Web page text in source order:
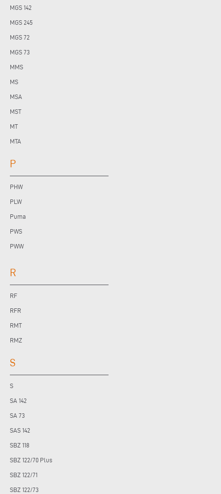
MGS 142
MGS 245
MGS 72
MGS 73
MMS
MS
MSA
MST
MT
MTA
P
PHW
PLW
Puma
PWS
PWW
R
RF
RFR
RMT
RMZ
S
S
SA 142
SA 73
SAS 142
SBZ 118
SBZ 122/70 Plus
SBZ 122/71
SBZ 122/73